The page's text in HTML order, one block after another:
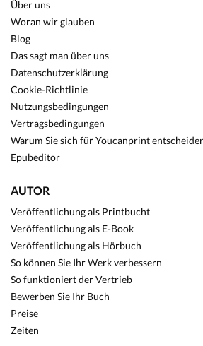
Über uns
Woran wir glauben
Blog
Das sagt man über uns
Datenschutzerklärung
Cookie-Richtlinie
Nutzungsbedingungen
Vertragsbedingungen
Warum Sie sich für Youcanprint
Epubeditor
AUTOR
Veröffentlichung als Printbucht
Veröffentlichung als E-Book
Veröffentlichung als Hörbuch
So können Sie Ihr Werk verbessern
So funktioniert der Vertrieb
Bewerben Sie Ihr Buch
Preise
Zeiten